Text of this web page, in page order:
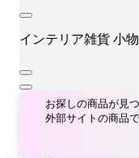
インテリア雑貨 小
お探しの商品が見
外部サイトの商品